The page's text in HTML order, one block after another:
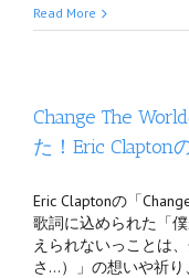
Read More
Change The
た！Eric Clapton
Eric Claptonの「
歌詞に込められた「
えられないっことは
さ…）」の想いや祈